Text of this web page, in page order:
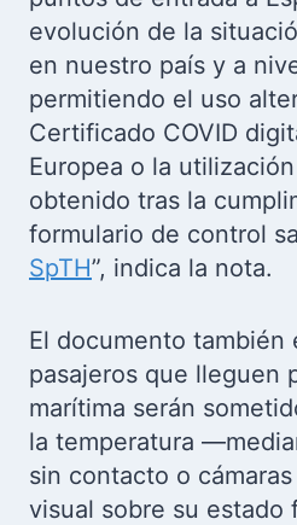
evolución de la
en nuestro país y a
permitiendo el uso
Certificado COVID
Europea o la
obtenido tras la
formulario de control
SpTH”, indica la nota.
El documento también
pasajeros que lleguen
marítima serán
la temperatura
sin contacto o
visual sobre su estado